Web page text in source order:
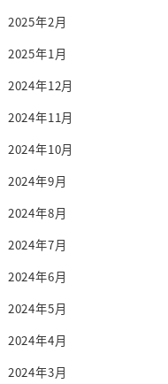
2025年2月
2025年1月
2024年12月
2024年11月
2024年10月
2024年9月
2024年8月
2024年7月
2024年6月
2024年5月
2024年4月
2024年3月